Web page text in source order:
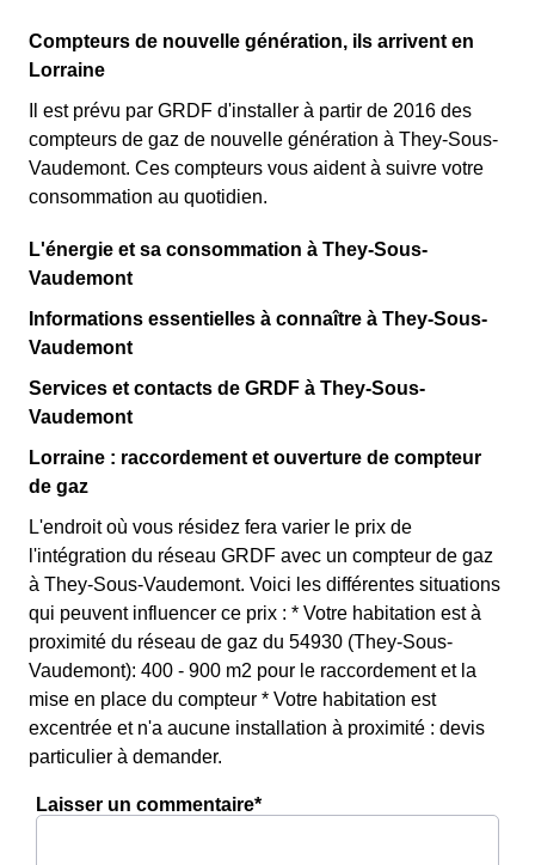
Compteurs de nouvelle génération, ils arrivent en
Lorraine
Il est prévu par GRDF d'installer à partir de 2016 des
compteurs de gaz de nouvelle génération à They-Sous-
Vaudemont. Ces compteurs vous aident à suivre votre
consommation au quotidien.
L'énergie et sa consommation à They-Sous-
Vaudemont
Informations essentielles à connaître à They-Sous-
Vaudemont
Services et contacts de GRDF à They-Sous-
Vaudemont
Lorraine : raccordement et ouverture de compteur
de gaz
L'endroit où vous résidez fera varier le prix de
l'intégration du réseau GRDF avec un compteur de gaz
à They-Sous-Vaudemont. Voici les différentes situations
qui peuvent influencer ce prix : * Votre habitation est à
proximité du réseau de gaz du 54930 (They-Sous-
Vaudemont): 400 - 900 m2 pour le raccordement et la
mise en place du compteur * Votre habitation est
excentrée et n'a aucune installation à proximité : devis
particulier à demander.
Laisser un commentaire*